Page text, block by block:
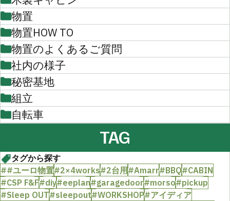
物置
物置HOW TO
物置のよくあるご質問
社内の様子
秘密基地
組立
自転車
TAG
タグから探す
##ユーロ物置#2×4works#2台用#Amarr#BBQ#CABIN
#CSP F&F#diy#eeplan#garagedoor#morso#pickup
#Sleep OUT#sleepout#WORKSHOP#アイディア